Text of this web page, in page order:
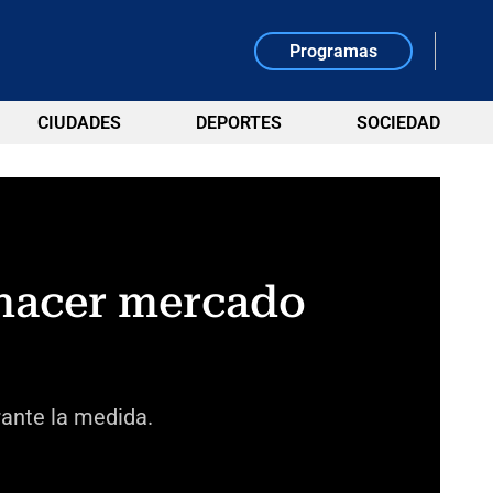
Programas
CIUDADES DEPORTES SOCIEDAD
mercado
la medida.